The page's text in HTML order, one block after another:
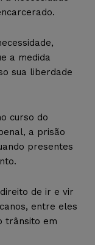
a medida
sua liberdade
curso do
a prisão
presentes
de ir e vir
entre eles
trânsito em